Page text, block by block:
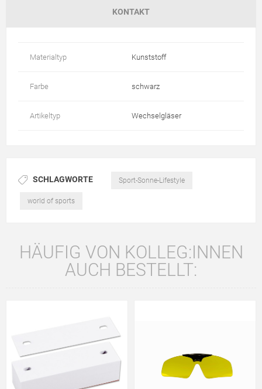
KONTAKT
Materialtyp Kunststoff
Farbe schwarz
Artikeltyp Wechselgläser
SCHLAGWORTE Sport-Sonne-Lifestyle
world of sports
HÄUFIG VON KOLLEG:INNEN
AUCH BESTELLT: